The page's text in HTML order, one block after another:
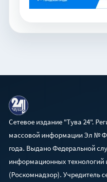
Сетевое издание "Тува 24".
массовой информации Эл №
года. Выдано Федеральной
информационных
(Роскомнадзор). Учредитель